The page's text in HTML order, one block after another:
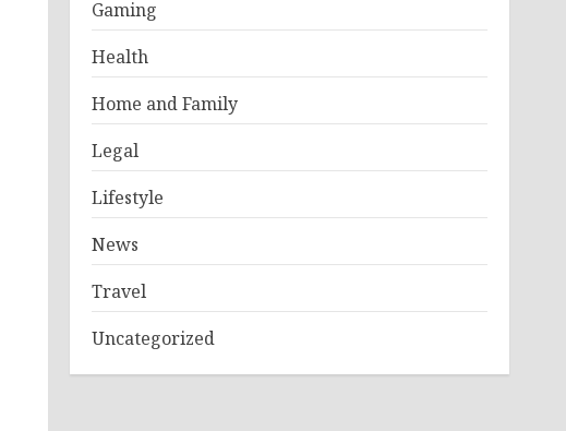
Gaming
Health
Home and Family
Legal
Lifestyle
News
Travel
Uncategorized